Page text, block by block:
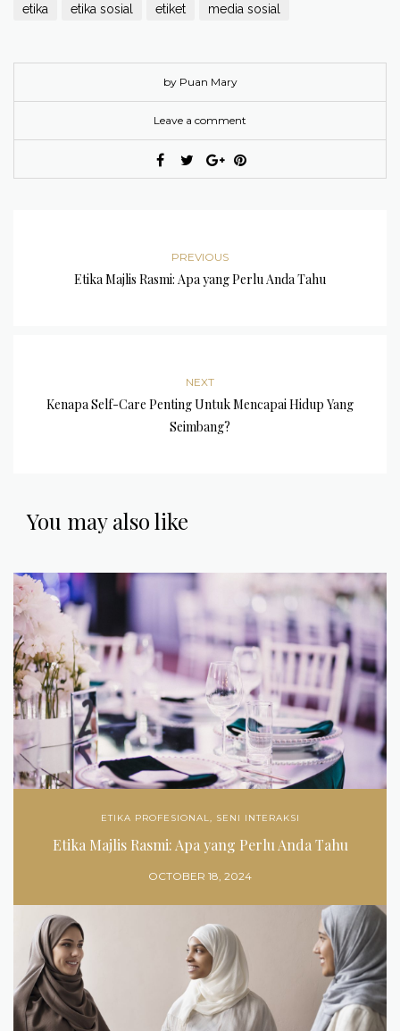
etika etika sosial etiket media sosial
by Puan Mary
Leave a comment
PREVIOUS
Etika Majlis Rasmi: Apa yang Perlu Anda Tahu
NEXT
Kenapa Self-Care Penting Untuk Mencapai Hidup Yang
Seimbang?
You may also like
ETIKA PROFESIONAL, SENI INTERAKSI
Etika Majlis Rasmi: Apa yang Perlu Anda Tahu
OCTOBER 18, 2024